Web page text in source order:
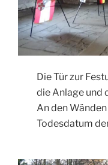
Die Tür zur
die Anlage und
An den
Todesdatum